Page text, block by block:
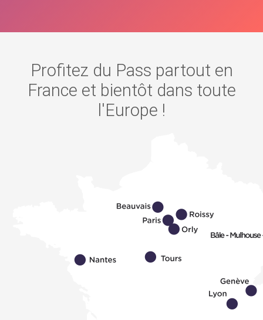
Profitez du Pass partout en
France et bientôt dans toute
l'Europe !